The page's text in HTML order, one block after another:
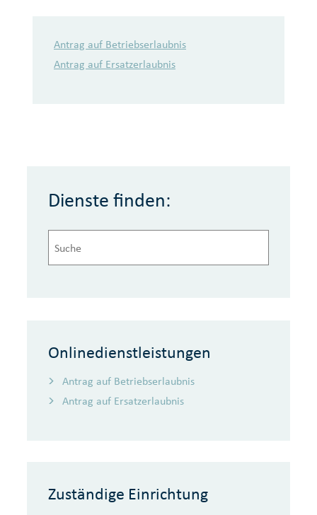
Onlinedienstleistungen
Antrag auf Betriebserlaubnis
Antrag auf Ersatzerlaubnis
Dienste finden:
Onlinedienstleistungen
Antrag auf Betriebserlaubnis
Antrag auf Ersatzerlaubnis
Zuständige Einrichtung